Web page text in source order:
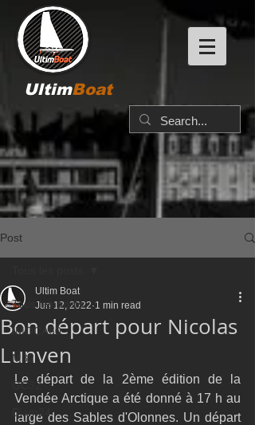
UltimBoat
Post
Tous les posts
IMOCA60
M32
GC32
Diam24
Bon départ pour Nicolas
Lunven
Ultim Boat
Jun 12, 2022 1 min read
Le départ de la 2ème édition de la
Vendée Arctique a été donné à 17 h au
large des Sables d'Olonnes. Un départ